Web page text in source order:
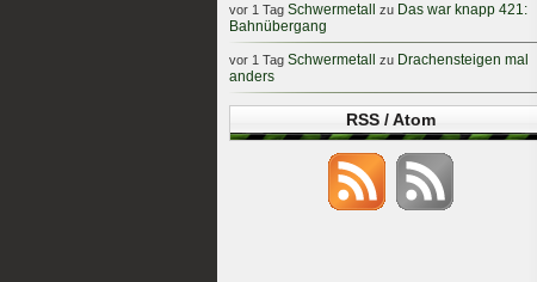
vor 1 Tag Schwermetall zu Das war knapp 421:
Bahnübergang
vor 1 Tag Schwermetall zu Drachensteigen mal
anders
RSS / Atom